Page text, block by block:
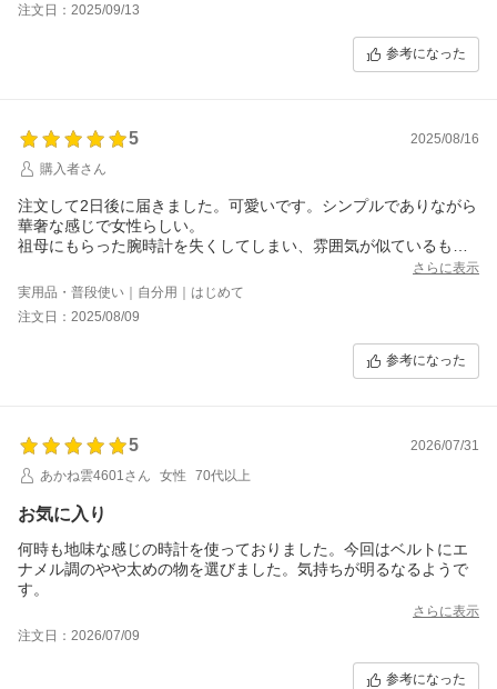
大切にしてまいります。
注文日：2025/09/13
参考になった
5
2025/08/16
購入者さん
注文して2日後に届きました。可愛いです。シンプルでありながら
華奢な感じで女性らしい。
祖母にもらった腕時計を失くしてしまい、雰囲気が似ているもの
失くした時計を覚えているので、開けた途端、可愛い！ばあちゃ
んのと似てる！って思いました。
幅広い年代の方に合うと思います。大切に使います。
さらに表示
実用品・普段使い｜自分用｜はじめて
注文日：2025/08/09
参考になった
5
2026/07/31
あかね雲4601さん
女性 70代以上
お気に入り
何時も地味な感じの時計を使っておりました。今回はベルトにエ
ナメル調のやや太めの物を選びました。気持ちが明るなるようで
す。
さらに表示
注文日：2026/07/09
参考になった